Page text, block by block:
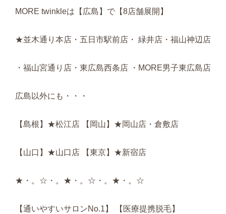
MORE twinkleは【広島】で【8店舗展開】
★並木通り本店・五日市駅前店・ 緑井店・福山神辺店
・福山宮通り店・東広島西条店 ・MORE男子東広島店
広島以外にも・・・
【島根】★松江店 【岡山】★岡山店・倉敷店
【山口】★山口店 【東京】★新宿店
★・。☆・。★・。☆・。★・。☆
【通いやすいサロンNo.1】 【医療提携脱毛】